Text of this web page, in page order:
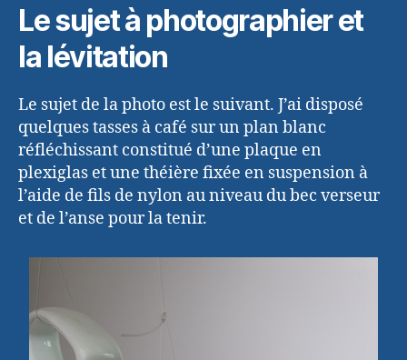
Le sujet à photographier et
la lévitation
Le sujet de la photo est le suivant. J’ai disposé
quelques tasses à café sur un plan blanc
réfléchissant constitué d’une plaque en
plexiglas et une théière fixée en suspension à
l’aide de fils de nylon au niveau du bec verseur
et de l’anse pour la tenir.